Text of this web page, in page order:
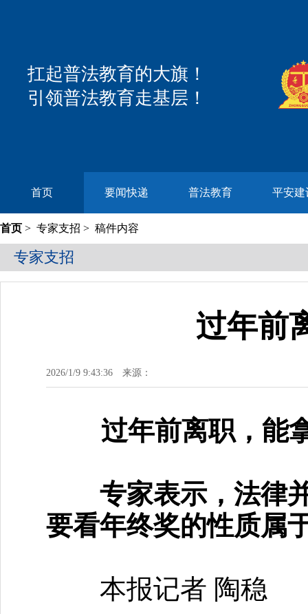
扛起普法教育的大旗！
引领普法教育走基层！
首页 要闻快递 普法教育 平安建
首页 > 专家支招 > 稿件内容
专家支招
过年前
2026/1/9 9:43:36 来源：
过年前离职，能
专家表示，法律并
要看年终奖的性质属
本报记者 陶稳